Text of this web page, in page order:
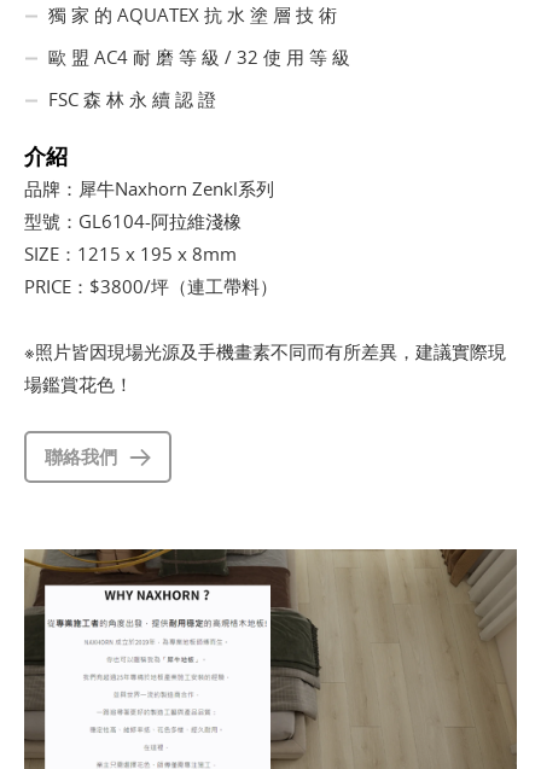
獨 家 的 AQUATEX 抗 水 塗 層 技 術
歐 盟 AC4 耐 磨 等 級 / 32 使 用 等 級
FSC 森 林 永 續 認 證
介紹
品牌：犀牛Naxhorn Zenkl系列
型號：GL6104-阿拉維淺橡
SIZE：1215 x 195 x 8mm
PRICE：$3800/坪（連工帶料）
※照片皆因現場光源及手機畫素不同而有所差異，建議實際現
場鑑賞花色！
聯絡我們